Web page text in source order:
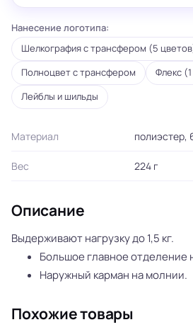
Нанесение логотипа:
Шелкография с трансфером (5
Полноцвет с трансфером
Флекс
Лейблы и шильды
Материал полиэстер,
Вес 224 г
Описание
Выдерживают нагрузку до 1,5 кг.
Большое главное отделение
Наружный карман на молнии.
Похожие товары